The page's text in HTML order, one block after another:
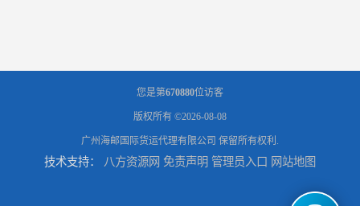
您是第670880位访客
版权所有 ©2026-08-08
广州海邮国际货运代理有限公司 保留所有权利.
技术支持： 八方资源网 免责声明 管理员入口 网站地图